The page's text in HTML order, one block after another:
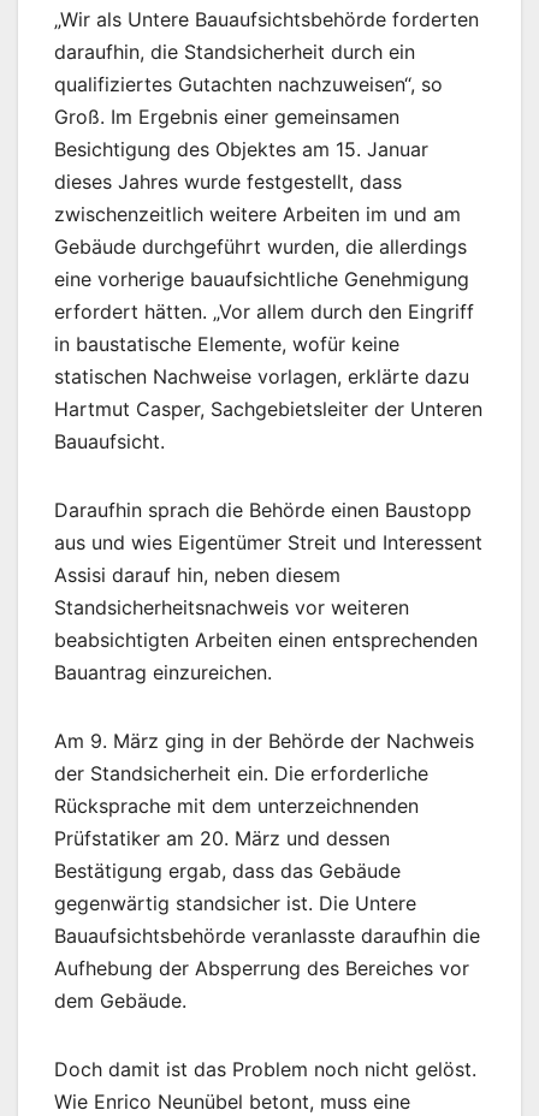
„Wir als Untere Bauaufsichtsbehörde forderten
daraufhin, die Standsicherheit durch ein
qualifiziertes Gutachten nachzuweisen“, so
Groß. Im Ergebnis einer gemeinsamen
Besichtigung des Objektes am 15. Januar
dieses Jahres wurde festgestellt, dass
zwischenzeitlich weitere Arbeiten im und am
Gebäude durchgeführt wurden, die allerdings
eine vorherige bauaufsichtliche Genehmigung
erfordert hätten. „Vor allem durch den Eingriff
in baustatische Elemente, wofür keine
statischen Nachweise vorlagen, erklärte dazu
Hartmut Casper, Sachgebietsleiter der Unteren
Bauaufsicht.
Daraufhin sprach die Behörde einen Baustopp
aus und wies Eigentümer Streit und Interessent
Assisi darauf hin, neben diesem
Standsicherheitsnachweis vor weiteren
beabsichtigten Arbeiten einen entsprechenden
Bauantrag einzureichen.
Am 9. März ging in der Behörde der Nachweis
der Standsicherheit ein. Die erforderliche
Rücksprache mit dem unterzeichnenden
Prüfstatiker am 20. März und dessen
Bestätigung ergab, dass das Gebäude
gegenwärtig standsicher ist. Die Untere
Bauaufsichtsbehörde veranlasste daraufhin die
Aufhebung der Absperrung des Bereiches vor
dem Gebäude.
Doch damit ist das Problem noch nicht gelöst.
Wie Enrico Neunübel betont, muss eine